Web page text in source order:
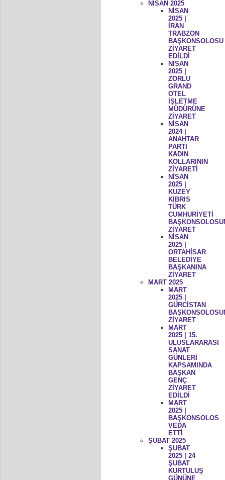
NİSAN 2025
NİSAN
2025 |
İRAN
TRABZON
BAŞKONSOLOSU
ZİYARET
EDİLDİ
NİSAN
2025 |
ZORLU
GRAND
OTEL
İŞLETME
MÜDÜRÜNE
ZİYARET
NİSAN
2024 |
ANAHTAR
PARTİ
KADIN
KOLLARININ
ZİYARETİ
NİSAN
2025 |
KUZEY
KIBRIS
TÜRK
CUMHURİYETİ
ZİYARET
NİSAN
2025 |
ORTAHİSAR
BELEDİYE
BAŞKANINA
ZİYARET
MART 2025
MART
2025 |
GÜRCİSTAN
ZİYARET
MART
2025 | 15.
ULUSLARARASI
SANAT
GÜNLERİ
KAPSAMINDA
BAŞKAN
GENÇ
ZİYARET
EDİLDİ
MART
2025 |
BAŞKONSOLOS
VEDA
ETTİ
ŞUBAT 2025
ŞUBAT
2025 | 24
ŞUBAT
KURTULUŞ
GÜNÜNE